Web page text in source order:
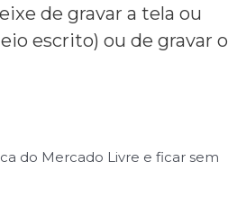
de gravar a tela ou
escrito) ou de gravar o
do Mercado Livre e ficar sem